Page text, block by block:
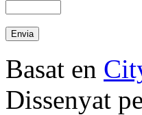
Basat en
Dissenyat